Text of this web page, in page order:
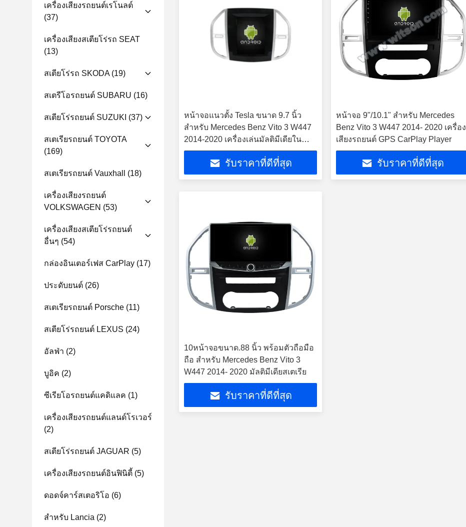
เครื่องเสียงรถยนต์เรโนลต์
(37)
เครื่องเสียงสเตียโร่รถ SEAT
(13)
สเตียโร่รถ SKODA(19)
สเตรีโอรถยนต์ SUBARU (16)
สเตียโร่รถยนต์ SUZUKI (37)
สเตเรียรถยนต์ TOYOTA
(169)
สเตเรียรถยนต์ Vauxhall (18)
เครื่องเสียงรถยนต์
VOLKSWAGEN (53)
เครื่องเสียงสเตียโร่รถยนต์
อื่นๆ (54)
กล่องอินเตอร์เฟส CarPlay (17)
ประดับยนต์ (26)
สเตเรียรถยนต์ Porsche (11)
สเตียโร่รถยนต์ LEXUS (24)
อัลฟ่า (2)
บูอิค (2)
ซีเรียโอรถยนต์แคดิแลค (1)
เครื่องเสียงรถยนต์แลนด์โรเวอร์
(2)
สเตียโร่รถยนต์ JAGUAR (5)
เครื่องเสียงรถยนต์อินฟินิตี้ (5)
ดอดจ์คาร์สเตอริโอ (6)
สําหรับ Lancia (2)
หน้าจอแนวตั้ง Tesla ขนาด 9.7 นิ้ว
สำหรับ Mercedes Benz Vito 3 W447
2014-2020 เครื่องเล่นมัลติมีเดียใน
รถยนต์ Android
รับราคาที่ดีที่สุด
หน้าจอ 9"/10.1" สําหรับ Mercedes
Benz Vito 3 W447 2014- 2020 เครื่อง
เสียงรถยนต์ GPS CarPlay Player
รับราคาที่ดีที่สุด
10หน้าจอขนาด.88 นิ้ว พร้อมตัวถือมือ
ถือ สําหรับ Mercedes Benz Vito 3
W447 2014- 2020 มัลติมีเดียสเตเรีย
รับราคาที่ดีที่สุด